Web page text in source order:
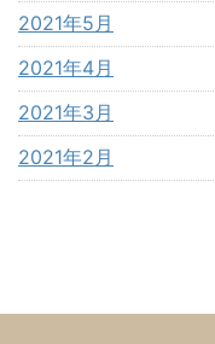
2021年5月
2021年4月
2021年3月
2021年2月